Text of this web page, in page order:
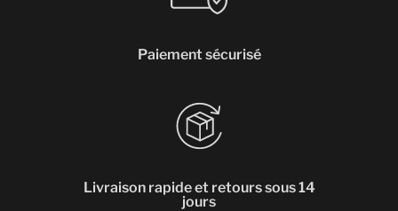
Paiement sécurisé
Livraison rapide et retours sous 14
jours